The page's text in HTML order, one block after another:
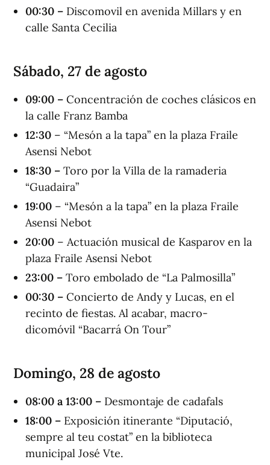
00:30 – Discomovil en avenida Millars y en
calle Santa Cecilia
Sábado, 27 de agosto
09:00 – Concentración de coches clásicos en
la calle Franz Bamba
12:30 – “Mesón a la tapa” en la plaza Fraile
Asensi Nebot
18:30 – Toro por la Villa de la ramaderia
“Guadaira”
19:00 – “Mesón a la tapa” en la plaza Fraile
Asensi Nebot
20:00 – Actuación musical de Kasparov en la
plaza Fraile Asensi Nebot
23:00 – Toro embolado de “La Palmosilla”
00:30 – Concierto de Andy y Lucas, en el
recinto de fiestas. Al acabar, macro-
dicomóvil “Bacarrá On Tour”
Domingo, 28 de agosto
08:00 a 13:00 – Desmontaje de cadafals
18:00 – Exposición itinerante “Diputació,
sempre al teu costat” en la biblioteca
municipal José Vte.